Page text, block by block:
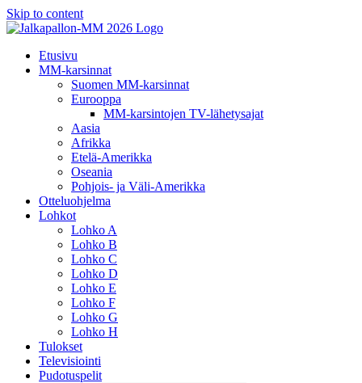
Skip to content
Etusivu
MM-karsinnat
Suomen MM-karsinnat
Eurooppa
MM-karsintojen TV-lähetysajat
Aasia
Afrikka
Etelä-Amerikka
Oseania
Pohjois- ja Väli-Amerikka
Otteluohjelma
Lohkot
Lohko A
Lohko B
Lohko C
Lohko D
Lohko E
Lohko F
Lohko G
Lohko H
Tulokset
Televisiointi
Pudotuspelit